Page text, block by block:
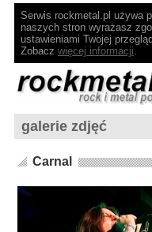
Serwis rockmetal.pl używa
naszych stron wyrażasz
ustawieniami Twojej
Zobacz więcej informacji.
galerie zdjęć
Carnal